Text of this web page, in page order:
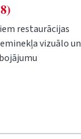
restaurācijas
vizuālo un